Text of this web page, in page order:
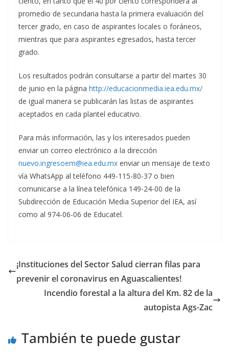
promedio de secundaria hasta la primera evaluación del
tercer grado, en caso de aspirantes locales o foráneos,
mientras que para aspirantes egresados, hasta tercer
grado.
Los resultados podrán consultarse a partir del martes 30
de junio en la página http://educacionmedia.iea.edu.mx/
de igual manera se publicarán las listas de aspirantes
aceptados en cada plantel educativo.
Para más información, las y los interesados pueden
enviar un correo electrónico a la dirección
nuevo.ingresoem@iea.edu.mx enviar un mensaje de texto
vía WhatsApp al teléfono 449-115-80-37 o bien
comunicarse a la línea telefónica 149-24-00 de la
Subdirección de Educación Media Superior del IEA, así
como al 974-06-06 de Educatel.
¡Instituciones del Sector Salud cierran filas para
prevenir el coronavirus en Aguascalientes!
Incendio forestal a la altura del Km. 82 de la
autopista Ags-Zac
También te puede gustar